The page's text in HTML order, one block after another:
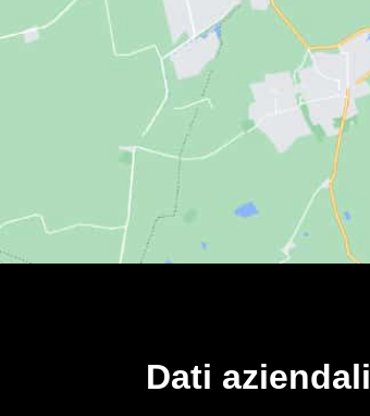
Dati aziendali